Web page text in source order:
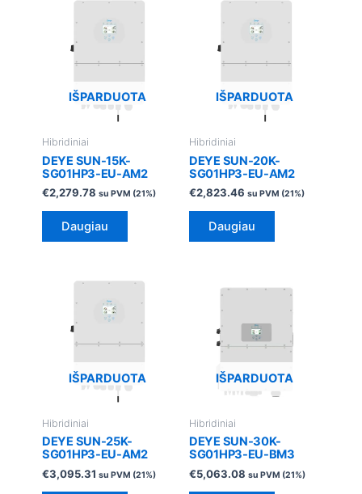
IŠPARDUOTA
Hibridiniai
DEYE SUN-15K-
SG01HP3-EU-AM2
€2,279.78 su PVM (21%)
Daugiau
IŠPARDUOTA
Hibridiniai
DEYE SUN-20K-
SG01HP3-EU-AM2
€2,823.46 su PVM (21%)
Daugiau
IŠPARDUOTA
Hibridiniai
DEYE SUN-25K-
SG01HP3-EU-AM2
€3,095.31 su PVM (21%)
IŠPARDUOTA
Hibridiniai
DEYE SUN-30K-
SG01HP3-EU-BM3
€5,063.08 su PVM (21%)